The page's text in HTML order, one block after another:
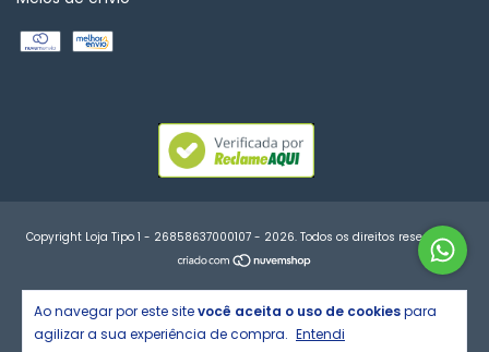
Ao navegar por este sitevocê aceita o uso de cookiespara
agilizar a sua experiência de compra. Entendi
Copyright Loja Tipo 1 - 26858637000107 - 2026. Todos os direitos reservados.